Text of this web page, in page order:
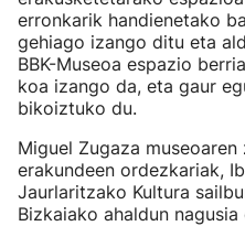
erronkarik handienetako
gehiago izango ditu eta
BBK-Museoa espazio
koa izango da, eta gaur
bikoiztuko du.
Miguel Zugaza
erakundeen ordezkariak,
Jaurlaritzako Kultura
Bizkaiako ahaldun